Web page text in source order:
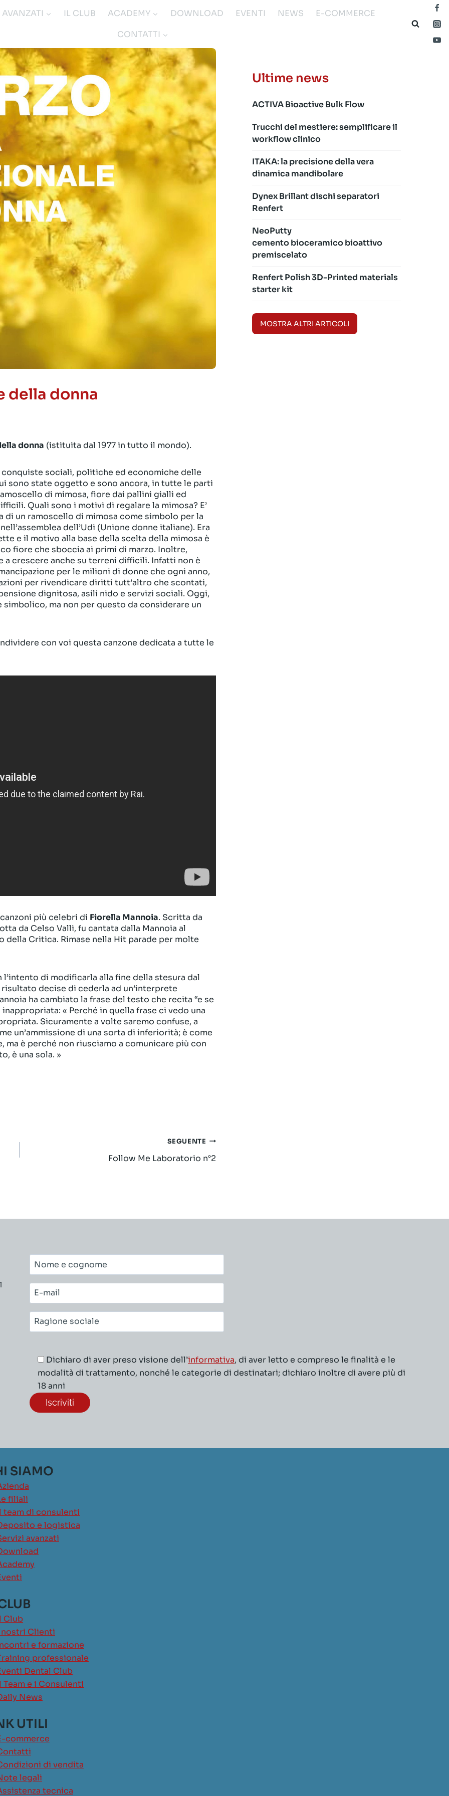
AVANZATI IL CLUB ACADEMY DOWNLOAD EVENTI NEWS
E-COMMERCE
CONTATTI
della donna
donna (istituita dal 1977 in tutto il mondo).
sociali, politiche ed economiche delle
sono state oggetto e sono ancora, in tutte le parti
di mimosa, fiore dai pallini gialli ed
Quali sono i motivi di regalare la mimosa? E’
un ramoscello di mimosa come simbolo per la
dell’Udi (Unione donne italiane). Era
e il motivo alla base della scelta della mimosa è
fiore che sboccia ai primi di marzo. Inoltre,
a crescere anche su terreni difficili. Infatti non è
per le milioni di donne che ogni anno,
per rivendicare diritti tutt’altro che scontati,
dignitosa, asili nido e servizi sociali. Oggi,
ma non per questo da considerare un
con voi questa canzone dedicata a tutte le
più celebri di Fiorella Mannoia. Scritta da
da Celso Valli, fu cantata dalla Mannoia al
della Critica. Rimase nella Hit parade per molte
di modificarla alla fine della stesura dal
decise di cederla ad un’interprete
ha cambiato la frase del testo che recita “e se
« Perché in quella frase ci vedo una
Sicuramente a volte saremo confuse, a
un’ammissione di una sorta di inferiorità; è come
ma è perché non riusciamo a comunicare più con
è una sola. »
SEGUENTE
Follow Me Laboratorio n°2
Ultime news
ACTIVA Bioactive Bulk Flow
Trucchi del mestiere: semplificare il
workflow clinico
ITAKA: la precisione della vera
dinamica mandibolare
Dynex Brillant dischi separatori
Renfert
NeoPutty
cemento bioceramico bioattivo
premiscelato
Renfert Polish 3D-Printed materials
starter kit
MOSTRA ALTRI ARTICOLI
Nome
e
cognome*
E-
mail*
Ragione
sociale*
Dichiaro di aver preso visione dell’informativa, di aver letto e compreso le finalità e le
modalità di trattamento, nonché le categorie di destinatari; dichiaro inoltre di avere più di
18 anni
SIAMO
filiali
team di consulenti
e logistica
avanzati
Club
nostri Clienti
e formazione
professionale
Dental Club
Team e i Consulenti
News
UTILI
commerce
di vendita
legali
tecnica